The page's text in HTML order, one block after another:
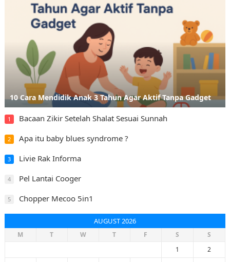
10 Cara Mendidik Anak 3 Tahun Agar Aktif Tanpa Gadget
1 Bacaan Zikir Setelah Shalat Sesuai Sunnah
2 Apa itu baby blues syndrome ?
3 Livie Rak Informa
4 Pel Lantai Cooger
5 Chopper Mecoo 5in1
AUGUST 2026
M T W T F S
S
1
2